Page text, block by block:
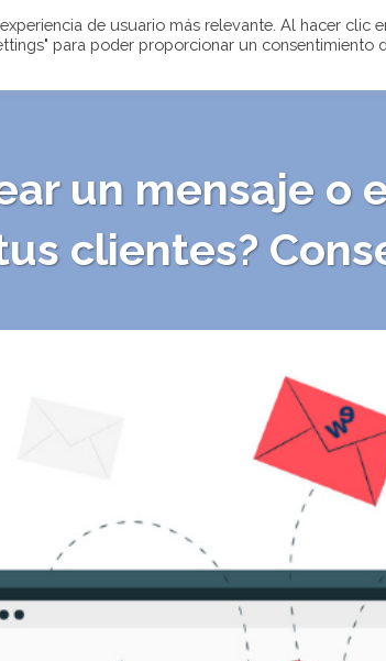
un mensaje o
clientes?
de usuario más relevante. Al hacer clic
para poder proporcionar un consentimiento